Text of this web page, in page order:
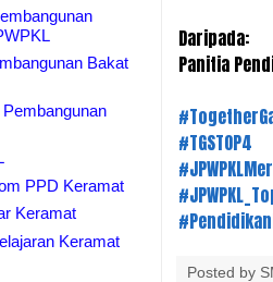
Daripada:
Panitia
#TGSTOP4
Posted by
Bakat
PPD Keramat
Keramat
Keramat